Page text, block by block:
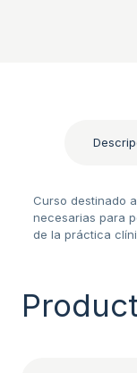
Curso destinado
necesarias para
de la práctica